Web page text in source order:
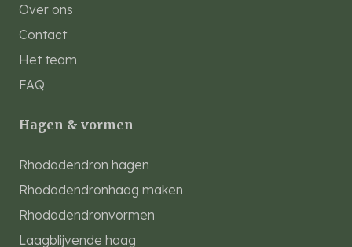
Over ons
Contact
Het team
FAQ
Hagen & vormen
Rhododendron hagen
Rhododendronhaag maken
Rhododendronvormen
Laagblijvende haag